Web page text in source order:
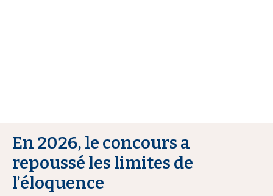
En 2026, le concours a
repoussé les limites de
l’éloquence